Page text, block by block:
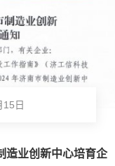
创新中心培育企